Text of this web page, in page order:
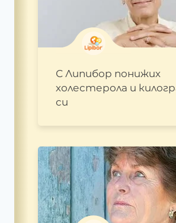
С Липибор понижих
холестерола и
си